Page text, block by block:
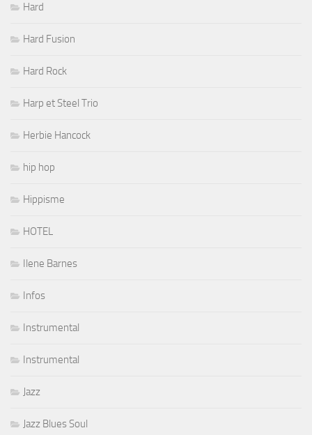
Hard
Hard Fusion
Hard Rock
Harp et Steel Trio
Herbie Hancock
hip hop
Hippisme
HOTEL
Ilene Barnes
Infos
Instrumental
Instrumental
Jazz
Jazz Blues Soul